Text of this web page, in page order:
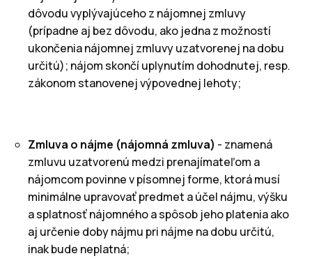
dôvodu vyplývajúceho z nájomnej zmluvy
(prípadne aj bez dôvodu, ako jedna z možností
ukončenia nájomnej zmluvy uzatvorenej na dobu
určitú); nájom skončí uplynutím dohodnutej, resp.
zákonom stanovenej výpovednej lehoty;
Zmluva o nájme (nájomná zmluva) - znamená
zmluvu uzatvorenú medzi prenajímateľom a
nájomcom povinne v písomnej forme, ktorá musí
minimálne upravovať predmet a účel nájmu, výšku
a splatnosť nájomného a spôsob jeho platenia ako
aj určenie doby nájmu pri nájme na dobu určitú,
inak bude neplatná;